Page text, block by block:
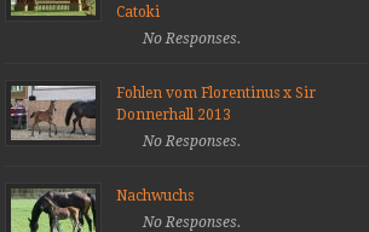
Catoki
No Responses.
Fohlen vom Florentinus x Sir
Donnerhall 2013
No Responses.
Nachwuchs
No Responses.